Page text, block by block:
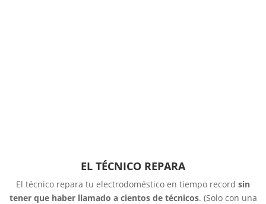
EL TÉCNICO REPARA
El técnico repara tu electrodoméstico en tiempo record sin
tener que haber llamado a cientos de técnicos. (Solo con una